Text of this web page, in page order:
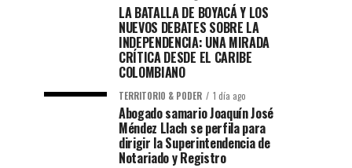
LA BATALLA DE BOYACÁ Y LOS
NUEVOS DEBATES SOBRE LA
INDEPENDENCIA: UNA MIRADA
CRÍTICA DESDE EL CARIBE
COLOMBIANO
TERRITORIO & PODER 1 día ago
Abogado samario Joaquín José
Méndez Llach se perfila para
dirigir la Superintendencia de
Notariado y Registro